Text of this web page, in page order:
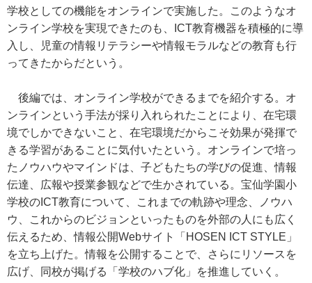
学校としての機能をオンラインで実施した。このようなオ
ンライン学校を実現できたのも、ICT教育機器を積極的に導
入し、児童の情報リテラシーや情報モラルなどの教育も行
ってきたからだという。
後編では、オンライン学校ができるまでを紹介する。オ
ンラインという手法が採り入れられたことにより、在宅環
境でしかできないこと、在宅環境だからこそ効果が発揮で
きる学習があることに気付いたという。オンラインで培っ
たノウハウやマインドは、子どもたちの学びの促進、情報
伝達、広報や授業参観などで生かされている。宝仙学園小
学校のICT教育について、これまでの軌跡や理念、ノウハ
ウ、これからのビジョンといったものを外部の人にも広く
伝えるため、情報公開Webサイト「HOSEN ICT STYLE」
を立ち上げた。情報を公開することで、さらにリソースを
広げ、同校が掲げる「学校のハブ化」を推進していく。